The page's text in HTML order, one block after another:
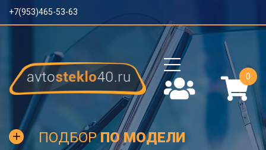
+7(953)465-53-63
0
ПОДБОРПО МОДЕЛИ